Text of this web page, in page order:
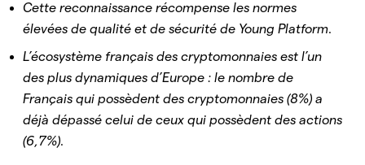
Cette reconnaissance récompense les normes
élevées de qualité et de sécurité de Young Platform.
L’écosystème français des cryptomonnaies est l’un
des plus dynamiques d’Europe : le nombre de
Français qui possèdent des cryptomonnaies (8%) a
déjà dépassé celui de ceux qui possèdent des actions
(6,7%).